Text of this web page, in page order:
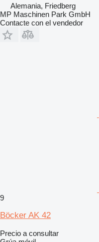
Alemania, Friedberg
MP Maschinen Park GmbH
Contacte con el vendedor
9
Böcker AK 42
Precio a consultar